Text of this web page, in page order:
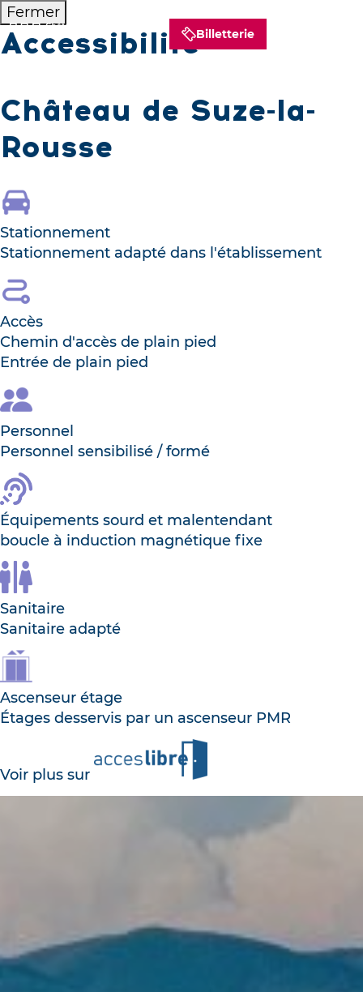
Billetterie
Fermer
Accessibilité
Château de Suze-la-
Rousse
Stationnement
Stationnement adapté dans l'établissement
Accès
Chemin d'accès de plain pied
Entrée de plain pied
Personnel
Personnel sensibilisé / formé
Équipements sourd et malentendant
boucle à induction magnétique fixe
Sanitaire
Sanitaire adapté
Ascenseur étage
Étages desservis par un ascenseur PMR
Voir plus sur